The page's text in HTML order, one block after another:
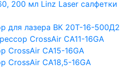
200 мл Linz Laser салфетки
для лазера ВК 20Т-16-500Д2
CrossAir CA11-16GA
CrossAir CA15-16GA
CrossAir CA18,5-16GA